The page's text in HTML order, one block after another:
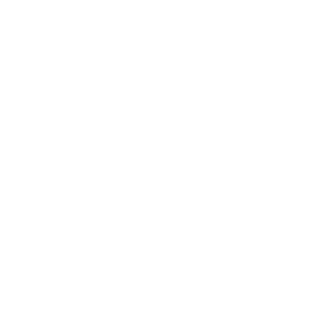
besten Freund reiste ich über den Landweg von Thailand
In diesem Reisebericht teile ich wertvolle Tipps, wie du